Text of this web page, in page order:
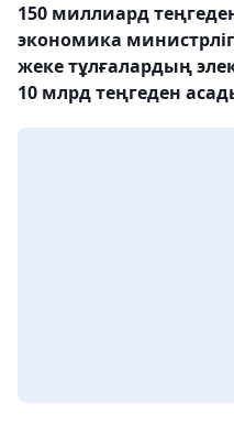
150 миллиард
экономика
жеке тұлғалардың
10 млрд теңгеден